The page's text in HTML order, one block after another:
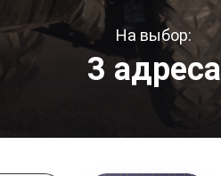
На выбор:
3 адреса